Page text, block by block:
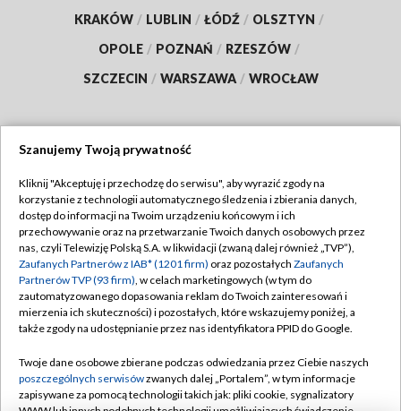
KRAKÓW / LUBLIN / ŁÓDŹ / OLSZTYN /
OPOLE / POZNAŃ / RZESZÓW /
SZCZECIN / WARSZAWA / WROCŁAW
TVP
Abonament TVP
Emisja w TVP
Centrum informacji TVP
Naziemna Telewizja Cyfrowa
Rada Programowa
System NOS
Regulamin TVP
Polityka prywatności
Moje zgody
Pomoc
Kontakt
Szanujemy Twoją prywatność
Kliknij "Akceptuję i przechodzę do serwisu", aby wyrazić zgody na
korzystanie z technologii automatycznego śledzenia i zbierania danych,
dostęp do informacji na Twoim urządzeniu końcowym i ich
przechowywanie oraz na przetwarzanie Twoich danych osobowych przez
nas, czyli Telewizję Polską S.A. w likwidacji (zwaną dalej również „TVP”),
Zaufanych Partnerów z IAB* (1201 firm) oraz pozostałych Zaufanych
Partnerów TVP (93 firm), w celach marketingowych (w tym do
zautomatyzowanego dopasowania reklam do Twoich zainteresowań i
mierzenia ich skuteczności) i pozostałych, które wskazujemy poniżej, a
także zgody na udostępnianie przez nas identyfikatora PPID do Google.
Twoje dane osobowe zbierane podczas odwiedzania przez Ciebie naszych
poszczególnych serwisówzwanych dalej „Portalem”, w tym informacje
zapisywane za pomocą technologii takich jak: pliki cookie, sygnalizatory